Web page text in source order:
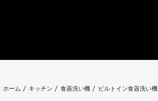
ホーム キッチン 食器洗い機 ビルトイン食器洗い機